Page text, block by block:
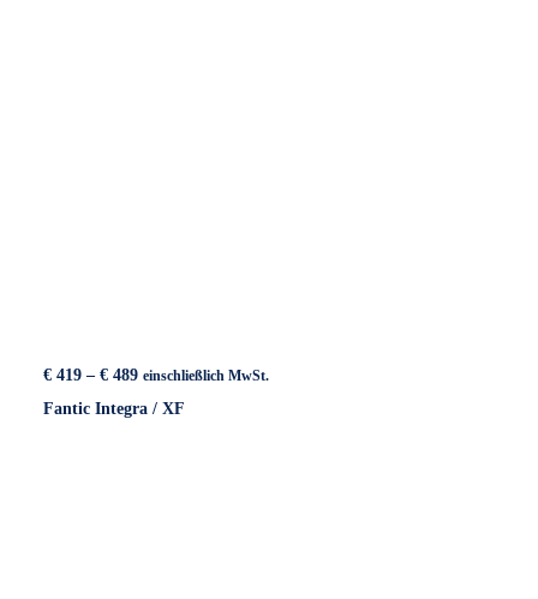
€ 419 – € 489Preisspanne:
bis
einschließlich MwSt.
Fantic Integra / XF